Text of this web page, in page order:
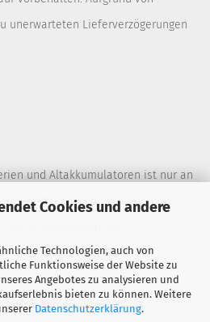
Cookies und andere
Technologien, auch von
Funktionsweise der Website zu
Angebotes zu analysieren und
bieten zu können. Weitere
Datenschutzerklärung.
unerwarteten Lieferverzögerungen
und Altakkumulatoren ist nur an
(Müllplätzen) erlaubt. Des
Recht Altbatterien und
frankiert an den Anbieter
der Altbatterien und
Anbieter erfolgt kostenlos.